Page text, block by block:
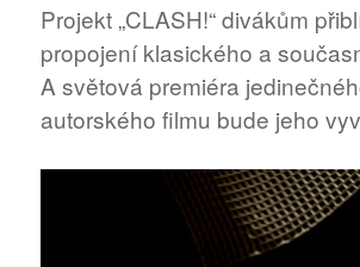
čtvrtek
Projekt „CLASH!“ divákům
propojení klasického a
A světová premiéra
autorského filmu bude jeho